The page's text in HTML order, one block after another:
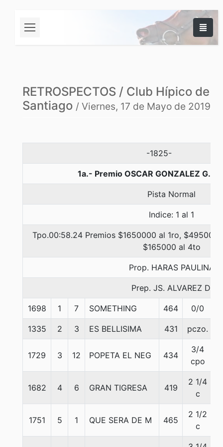
RETROSPECTOS / Club Hípico de
Santiago / Viernes, 17 de Mayo de 2019
-1825-
1a.- Premio OSCAR GONZALEZ G.,
Pista Normal
Indice: 1 al 1
Tpo.00:58.24 Premios $1650000 al 1ro,
$165000 al 4to
Prop. HARAS PAULINA
Prep. JS. ALVAREZ D.
1698 1 7 SOMETHING 464 0/0
1335 2 3 ES BELLISIMA 431 pczo.
1729 3 12 POPETA EL NEG 434
3/4
cpo
1682 4 6 GRAN TIGRESA 419
2 1/4
c
1751 5 1 QUE SERA DE M 465
2 1/2
c